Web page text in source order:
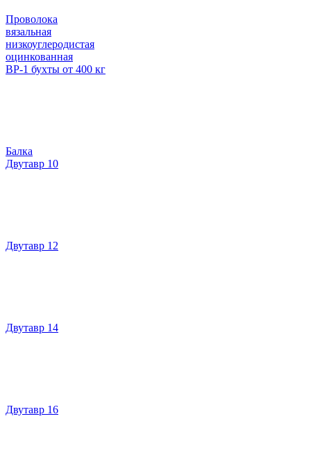
Проволока
вязальная
низкоуглеродистая
оцинкованная
ВР-1 бухты от 400 кг
Балка
Двутавр 10
Двутавр 12
Двутавр 14
Двутавр 16